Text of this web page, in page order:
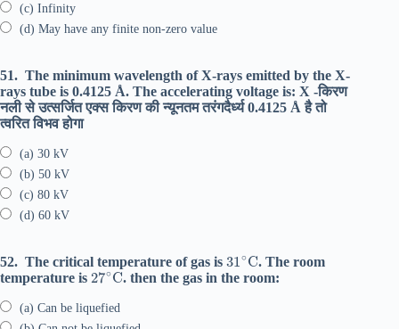
(c) Infinity
(d) May have any finite non-zero value
51. The minimum wavelength of X-rays emitted by the X-
rays tube is 0.4125 Å. The accelerating voltage is: X -किरण
नली से उत्सर्जित एक्स किरण की न्यूनतम तरंगदैर्ध्य 0.4125 Å है तो
त्वरित विभव होगा
(a) 30 kV
(b) 50 kV
(c) 80 kV
(d) 60 kV
52. The critical temperature of gas is 31∘C. The room
temperature is 27∘C. then the gas in the room:
(a) Can be liquefied